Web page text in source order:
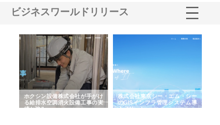
ビジネスワールドリリース
ホクシン設備株式会社が手がけ
る給排水空調消火設備工事の実
績と強み
株式会社東京シー・エム・シー
のGISインフラ管理システム導
入メリット